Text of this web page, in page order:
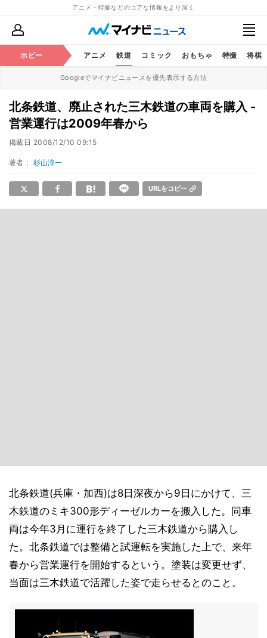
アニメ・特撮などのコアな情報をより深く
ホビー アニメ 鉄道 コミック おもちゃ 特撮 将棋
Googleでマイナビニュースを優先表示する方法
北条鉄道、廃止された三木鉄道の車両を購入 -
営業運行は2009年春から
掲載日 2008/12/10 09:15
著者： 杉山淳一
URLをコピー
北条鉄道(兵庫・加西)は8日深夜から9日にかけて、三
木鉄道のミキ300形ディーゼルカーを搬入した。同車
両は今年3月に運行を終了した三木鉄道から購入し
た。北条鉄道では整備と試運転を実施した上で、来年
春から営業運行を開始するという。塗装は変更せず、
当面は三木鉄道で活躍した姿で走らせるとのこと。